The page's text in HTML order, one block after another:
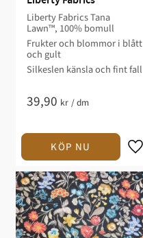
Liberty Fabrics Tana
Lawn™, 100% bomull
Frukter och blommor i blått
och gult
Silkeslen känsla och fint fall
39,90 kr /dm